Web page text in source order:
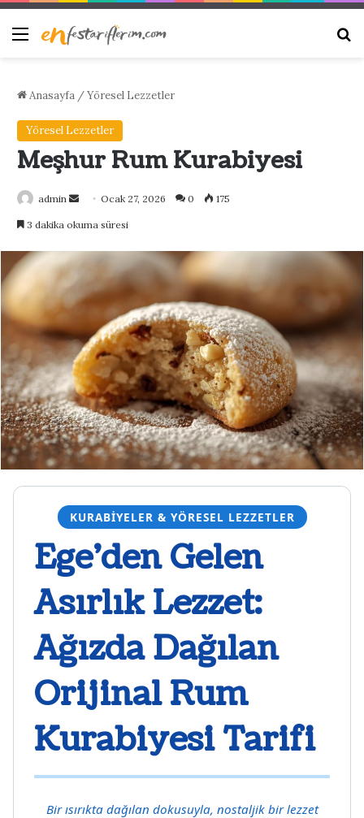
Menü
Anasayfa /Yöresel Lezzetler
Yöresel Lezzetler
Meşhur Rum Kurabiyesi
admin
Bir
göndermek
Ocak 27, 2026 0 175
3 dakika okuma süresi
KURABIYELER & YÖRESEL LEZZETLER
Ege’den Gelen
Asırlık Lezzet:
Ağızda Dağılan
Orijinal Rum
Kurabiyesi Tarifi
Bir ısırıkta dağılan dokusuyla, nostaljik bir lezzet